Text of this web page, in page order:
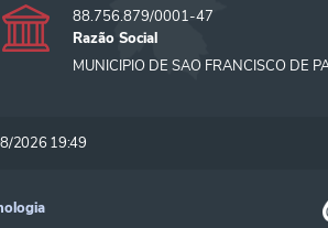
88.756.879/0001-47
Razão Social
MUNICIPIO DE SAO FRANCISCO DE
2026 19:49